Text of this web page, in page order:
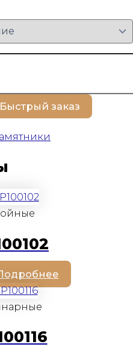
Быстрый заказ